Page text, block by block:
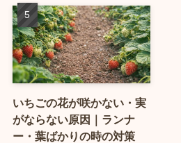
いちごの花が咲かない・実
がならない原因｜ランナ
ー・葉ばかりの時の対策